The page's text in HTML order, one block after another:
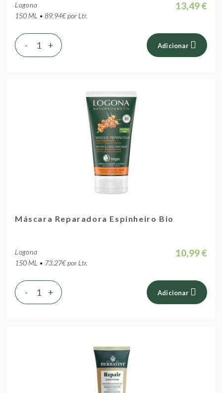
Logona
150 ML • 89.94€ por Ltr.
13,49 €
+
- Adicionar
Máscara Reparadora Espinheiro Bio
Logona
150 ML • 73.27€ por Ltr.
10,99 €
+
- Adicionar